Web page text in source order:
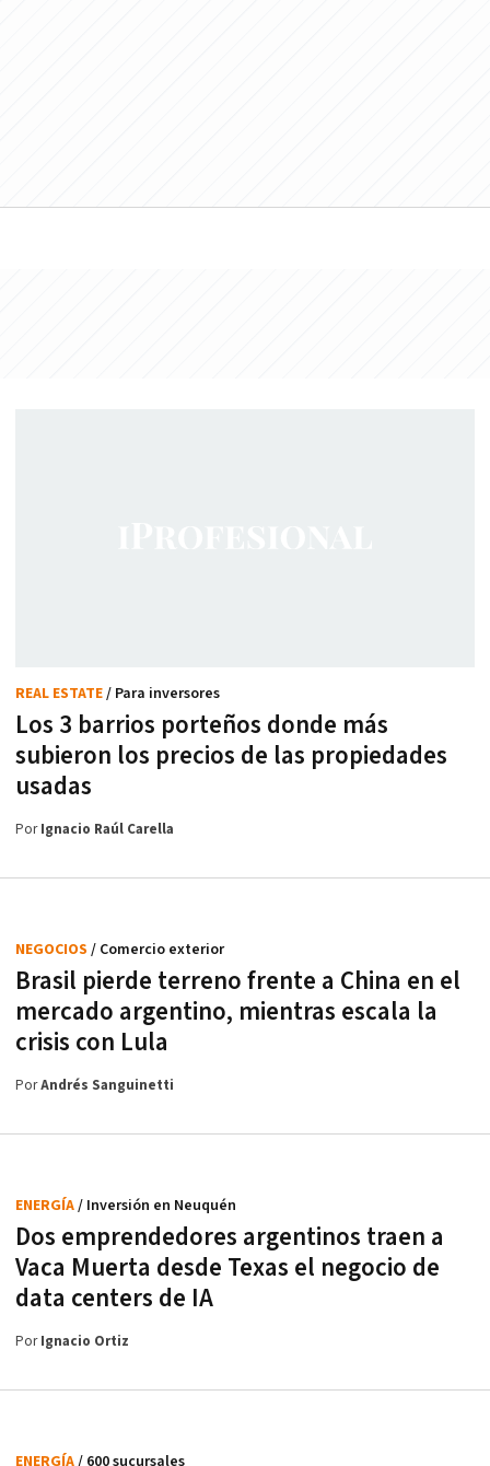
Los 3 barrios porteños donde más
subieron los precios de las propiedades
usadas
REAL ESTATE/ Para inversores
PorIgnacio Raúl Carella
Brasil pierde terreno frente a China en el
mercado argentino, mientras escala la
crisis con Lula
NEGOCIOS / Comercio exterior
PorAndrés Sanguinetti
Dos emprendedores argentinos traen a
Vaca Muerta desde Texas el negocio de
data centers de IA
ENERGÍA/ Inversión en Neuquén
PorIgnacio Ortiz
ENERGÍA/ 600 sucursales